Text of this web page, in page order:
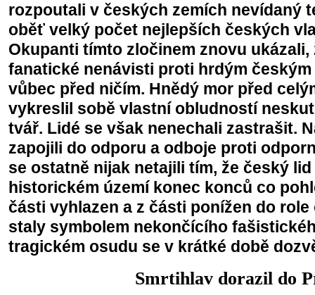
rozpoutali v českých zemích nevídaný
oběť velký počet nejlepších českých
Okupanti tímto zločinem znovu ukázali,
fanatické nenávisti proti hrdým
vůbec před ničím. Hnědý mor před
vykreslil sobě vlastní obludností
tvář. Lidé se však nenechali zastrašit.
zapojili do odporu a odboje proti
se ostatně nijak netajili tím, že český lid
historickém území konec konců co
části vyhlazen a z části ponížen do
staly symbolem nekončícího
tragickém osudu se v krátké době
Smrtihlav dorazil do